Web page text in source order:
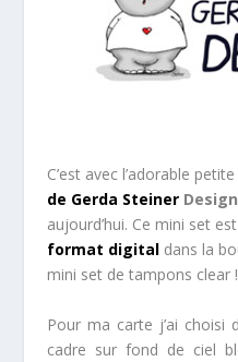
C’est avec l’adorable
de Gerda SteinerDesign
aujourd’hui. Ce mini set
format digitaldans la
mini set de tampons clear !
Pour ma carte j’ai
cadre sur fond de ciel